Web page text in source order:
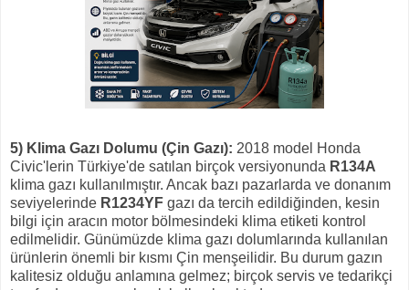
5) Klima Gazı Dolumu (Çin Gazı): 2018 model Honda
Civic'lerin Türkiye'de satılan birçok versiyonunda R134A
klima gazı kullanılmıştır. Ancak bazı pazarlarda ve donanım
seviyelerinde R1234YF gazı da tercih edildiğinden, kesin
bilgi için aracın motor bölmesindeki klima etiketi kontrol
edilmelidir. Günümüzde klima gazı dolumlarında kullanılan
ürünlerin önemli bir kısmı Çin menşeilidir. Bu durum gazın
kalitesiz olduğu anlamına gelmez; birçok servis ve tedarikçi